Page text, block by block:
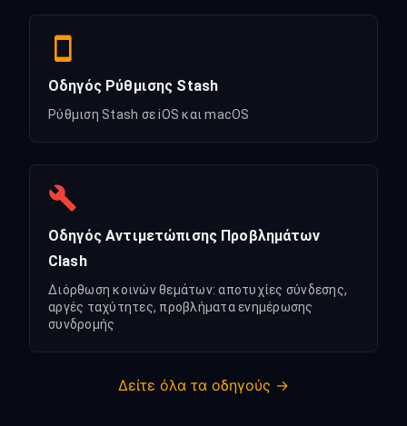
Οδηγός Ρύθμισης Stash
Ρύθμιση Stash σε iOS και macOS
Οδηγός Αντιμετώπισης Προβλημάτων
Clash
Διόρθωση κοινών θεμάτων: αποτυχίες σύνδεσης,
αργές ταχύτητες, προβλήματα ενημέρωσης
συνδρομής
Δείτε όλα τα οδηγούς →